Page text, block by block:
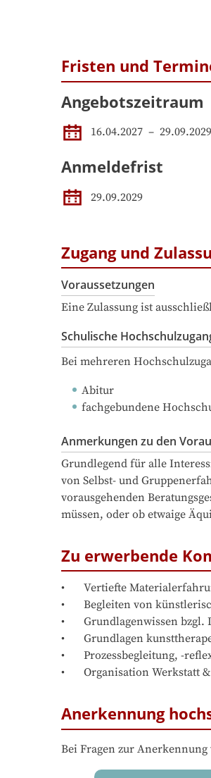
Fristen und
Angebotszeitraum
16.04.2027 – 29.09.2029
Anmeldefrist
29.09.2029
Zugang und
Voraussetzungen
Eine Zulassung ist
Schulische
Bei mehreren
Abitur
fachgebundene
Anmerkungen zu den
Grundlegend für alle
von Selbst- und
vorausgehenden
müssen, oder ob etwaige
Zu erwerbende
•	Vertiefte Materialerfahrung des bildnerisch-plastischen Gestaltens (Malerei, Grafik, Ton, Holz, Collage)
•	Begleiten von künstlerischen Prozessen basierend auf Selbsterfahrung
•	Grundlagenwissen bzgl. Diagnostik, Störungs- und Krankheitsbildern, Entwicklungspsychologie, Psychopathologie, Neurologie
•	Grundlagen kunsttherapeutischen Handwerks (Indikation, Intervention, therapeutische Beziehung und Haltung)
•	Prozessbegleitung, -reflexion und -dokumentation
•	Organisation Werkstatt
Anerkennung
Bei Fragen zur